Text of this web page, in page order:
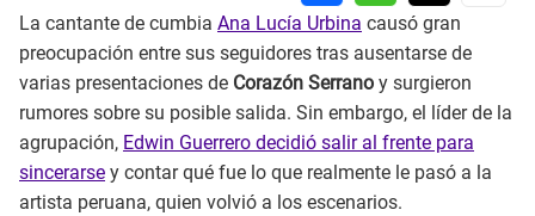
La cantante de cumbia Ana Lucía Urbina causó gran
preocupación entre sus seguidores tras ausentarse de
varias presentaciones de Corazón Serrano y surgieron
rumores sobre su posible salida. Sin embargo, el líder de la
agrupación, Edwin Guerrero decidió salir al frente para
sincerarse y contar qué fue lo que realmente le pasó a la
artista peruana, quien volvió a los escenarios.